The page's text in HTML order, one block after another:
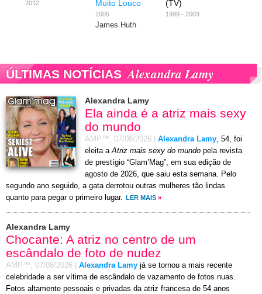
2012 Muito Louco
2005
James Huth
(TV)
1999 - 2003
ÚLTIMAS NOTÍCIAS Alexandra Lamy
Alexandra Lamy
Ela ainda é a atriz mais sexy
do mundo
AMP™, 07/08/2026 Alexandra Lamy, 54, foi
eleita aAtriz mais sexy do mundo pela revista
de prestígio “Glam’Mag”, em sua edição de
agosto de 2026, que saiu esta semana. Pelo
segundo ano seguido, a gata derrotou outras mulheres tão lindas
quanto para pegar o primeiro lugar.
LER MAIS »
Alexandra Lamy
Chocante: A atriz no centro de um
escândalo de foto de nudez
AMP™, 07/08/2026 Alexandra Lamy já se tornou a mais recente
celebridade a ser vítima de escândalo de vazamento de fotos nuas.
Fotos altamente pessoais e privadas da atriz francesa de 54 anos